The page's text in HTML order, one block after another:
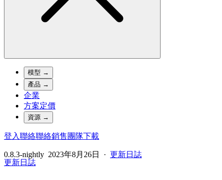
模型 →
產品 →
企業
方案定價
資源 →
登入聯絡聯絡銷售團隊下載
0.8.3-nightly 2023年8月26日 · 更新日誌
更新日誌